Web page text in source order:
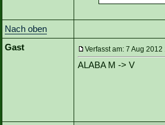
Nach oben
Gast
Verfasst am: 7 Aug
ALABA M -> V